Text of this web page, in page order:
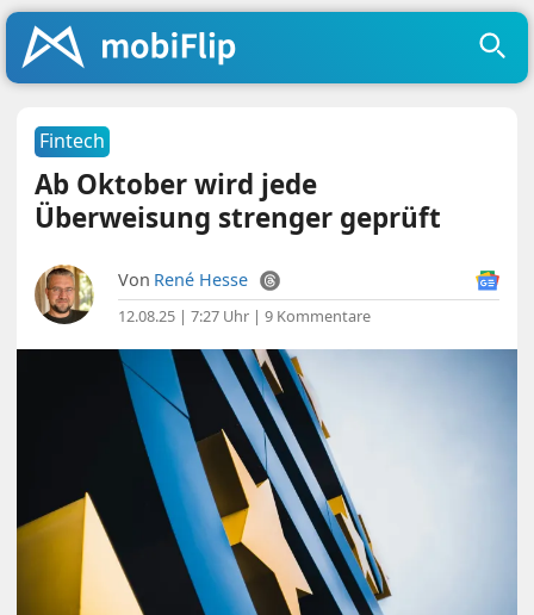
Fintech
Ab Oktober wird jede
Überweisung strenger geprüft
Von René Hesse
12.08.25 | 7:27 Uhr |9 Kommentare